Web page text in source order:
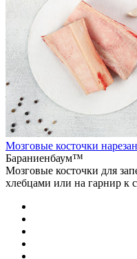
Мозговые косточки
Бараниенбаум™
Мозговые косточки для
хлебцами или на гарнир к